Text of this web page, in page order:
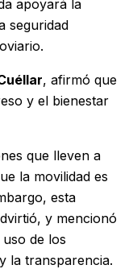
apoyará la
seguridad
, afirmó que
y el bienestar
que lleven a
la movilidad es
esta
y mencionó
de los
la transparencia.